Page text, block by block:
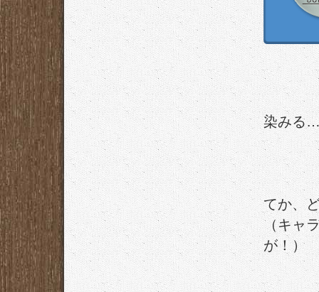
染みる
てか、
（キャ
が！）